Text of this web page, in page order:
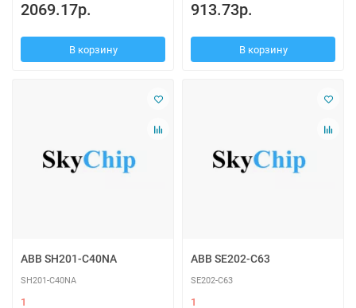
2069.17р.
В корзину
913.73р.
В корзину
ABB SH201-C40NA
SH201-C40NA
1
ABB SE202-C63
SE202-C63
1